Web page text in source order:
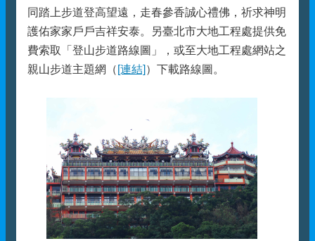
同踏上步道登高望遠，走春參香誠心禮佛，祈求神明
護佑家家戶戶吉祥安泰。另臺北市大地工程處提供免
費索取「登山步道路線圖」，或至大地工程處網站之
親山步道主題網（ [連結] ）下載路線圖。